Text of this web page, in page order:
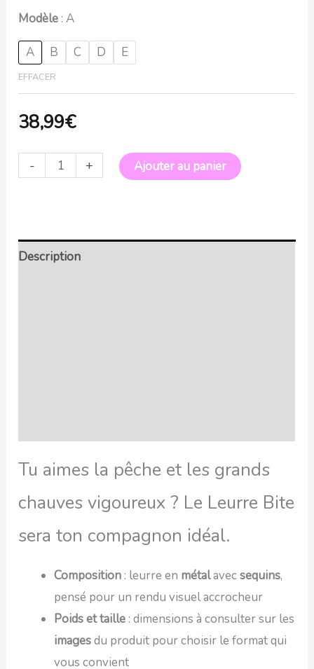
Modèle A
A B C D E
EFFACER
38,99€
- + Ajouter au panier
Description
Tu aimes la pêche et les grands
chauves vigoureux ? Le Leurre Bite
sera ton compagnon idéal.
Composition : leurre en métalavecsequins,
pensé pour un rendu visuel accrocheur
Poids et taille : dimensions à consulter sur les
imagesdu produit pour choisir le format qui
vous convient